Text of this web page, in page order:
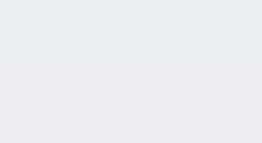
FINANCIARE